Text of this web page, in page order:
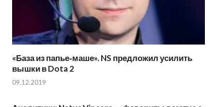
«База из папье‑маше». NS предложил усилить
вышки в Dota 2
09.12.2019